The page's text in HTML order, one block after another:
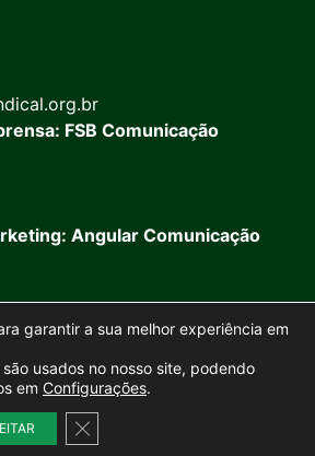
FSB Comunicação
Angular Comunicação
porMarketing Objetivo
garantir a sua melhor experiência em
usados no nosso site, podendo
em Configurações.
Close GDPR Cookie Banner